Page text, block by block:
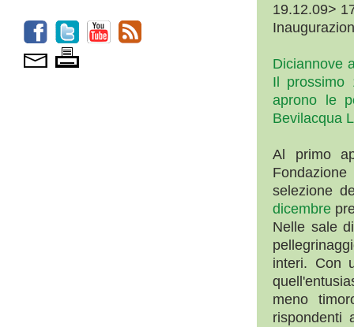
19.12.09>
Diciannove
Il prossimo
aprono le
Bevilacqua
Al primo
selezione
dicembre
Nelle sale
interi. Con
meno
rispondenti